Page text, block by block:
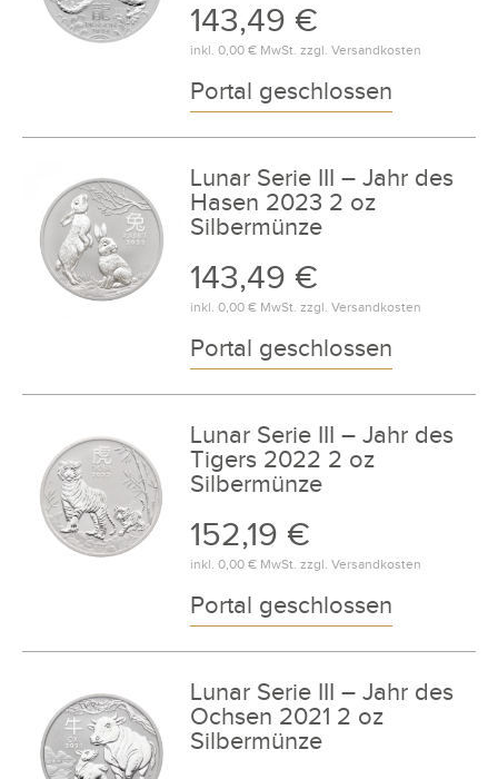
143,49 €
inkl. 0,00 €MwSt. zzgl. Versandkosten
Portal geschlossen
Lunar Serie III – Jahr des
Hasen 2023 2 oz
Silbermünze
143,49 €
inkl. 0,00 €MwSt. zzgl. Versandkosten
Portal geschlossen
Lunar Serie III – Jahr des
Tigers 2022 2 oz
Silbermünze
152,19 €
inkl. 0,00 €MwSt. zzgl. Versandkosten
Portal geschlossen
Lunar Serie III – Jahr des
Ochsen 2021 2 oz
Silbermünze